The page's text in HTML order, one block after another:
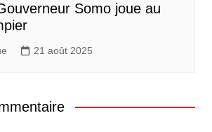
Somo joue au
21 août 2025